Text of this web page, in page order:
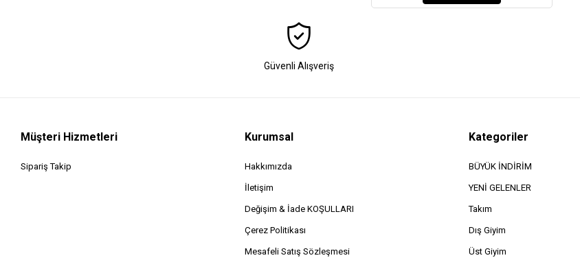
Güvenli Alışveriş
Müşteri Hizmetleri
Sipariş Takip
Kurumsal
Hakkımızda
İletişim
Değişim & İade KOŞULLARI
Çerez Politikası
Mesafeli Satış Sözleşmesi
Kategoriler
BÜYÜK İNDİRİM
YENİ GELENLER
Takım
Dış Giyim
Üst Giyim